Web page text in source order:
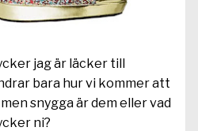
jag är läcker till
bara hur vi kommer att
snygga är dem eller vad
ni?